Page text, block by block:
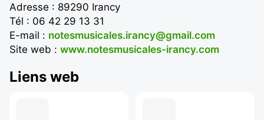
Adresse : 89290 Irancy
Tél : 06 42 29 13 31
E-mail : notesmusicales.irancy@gmail.com
Site web : www.notesmusicales-irancy.com
Liens web